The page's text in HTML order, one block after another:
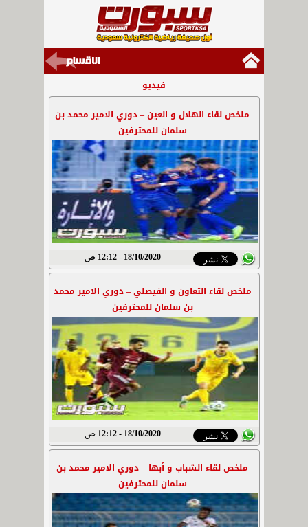
فيديو
ملخص لقاء الهلال و العين – دوري الامير محمد بن
سلمان للمحترفين
18/10/2020 - 12:12 ص
ملخص لقاء التعاون و الفيصلي – دوري الامير محمد
بن سلمان للمحترفين
18/10/2020 - 12:12 ص
ملخص لقاء الشباب و أبها – دوري الامير محمد بن
سلمان للمحترفين